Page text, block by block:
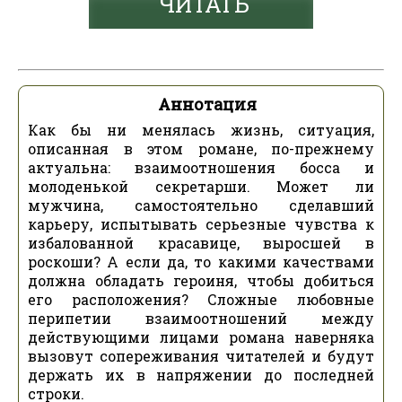
Аннотация
Как бы ни менялась жизнь, ситуация,
описанная в этом романе, по-прежнему
актуальна: взаимоотношения босса и
молоденькой секретарши. Может ли
мужчина, самостоятельно сделавший
карьеру, испытывать серьезные чувства к
избалованной красавице, выросшей в
роскоши? А если да, то какими качествами
должна обладать героиня, чтобы добиться
его расположения? Сложные любовные
перипетии взаимоотношений между
действующими лицами романа наверняка
вызовут сопереживания читателей и будут
держать их в напряжении до последней
строки.